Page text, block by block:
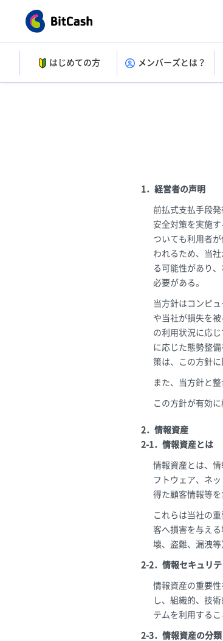
はじめての方 メンバーズとは？
1．経営者の声明
前払式支払手段
安全対策を実施
ついても利用者
われるため、当
る可能性があり
必要がある。
当方針はコンピ
や当社が損失を
の利用状況に応
に応じた態勢整
策は、この方針に
また、当方針と
この方針が有効
2．情報資産
2-1．情報資産とは
情報資産とは、
フトウェア、ネ
得た顧客情報等を
これらは当社の
客へ損害を与え
壊、盗難、漏洩等
2-2．情報セキュリ
情報資産の重要
し、組織的、技
テムを利用する
2-3．情報資産の分類